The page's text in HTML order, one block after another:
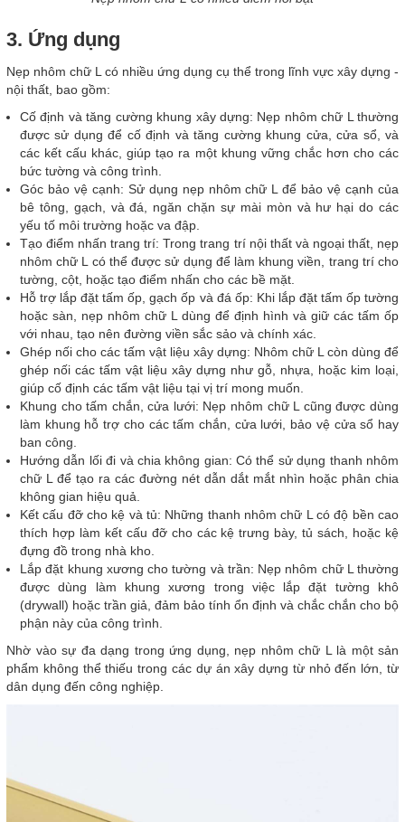
3. Ứng dụng
Nẹp nhôm chữ L có nhiều ứng dụng cụ thể trong lĩnh vực xây dựng -
nội thất, bao gồm:
Cố định và tăng cường khung xây dựng: Nẹp nhôm chữ L thường
được sử dụng để cố định và tăng cường khung cửa, cửa sổ, và
các kết cấu khác, giúp tạo ra một khung vững chắc hơn cho các
bức tường và công trình.
Góc bảo vệ cạnh: Sử dụng nẹp nhôm chữ L để bảo vệ cạnh của
bê tông, gạch, và đá, ngăn chặn sự mài mòn và hư hại do các
yếu tố môi trường hoặc va đập.
Tạo điểm nhấn trang trí: Trong trang trí nội thất và ngoại thất, nẹp
nhôm chữ L có thể được sử dụng để làm khung viền, trang trí cho
tường, cột, hoặc tạo điểm nhấn cho các bề mặt.
Hỗ trợ lắp đặt tấm ốp, gạch ốp và đá ốp: Khi lắp đặt tấm ốp tường
hoặc sàn, nẹp nhôm chữ L dùng để định hình và giữ các tấm ốp
với nhau, tạo nên đường viền sắc sảo và chính xác.
Ghép nối cho các tấm vật liệu xây dựng: Nhôm chữ L còn dùng để
ghép nối các tấm vật liệu xây dựng như gỗ, nhựa, hoặc kim loại,
giúp cố định các tấm vật liệu tại vị trí mong muốn.
Khung cho tấm chắn, cửa lưới: Nẹp nhôm chữ L cũng được dùng
làm khung hỗ trợ cho các tấm chắn, cửa lưới, bảo vệ cửa sổ hay
ban công.
Hướng dẫn lối đi và chia không gian: Có thể sử dụng thanh nhôm
chữ L để tạo ra các đường nét dẫn dắt mắt nhìn hoặc phân chia
không gian hiệu quả.
Kết cấu đỡ cho kệ và tủ: Những thanh nhôm chữ L có độ bền cao
thích hợp làm kết cấu đỡ cho các kệ trưng bày, tủ sách, hoặc kệ
đựng đồ trong nhà kho.
Lắp đặt khung xương cho tường và trần: Nẹp nhôm chữ L thường
được dùng làm khung xương trong việc lắp đặt tường khô
(drywall) hoặc trần giả, đảm bảo tính ổn định và chắc chắn cho bộ
phận này của công trình.
Nhờ vào sự đa dạng trong ứng dụng, nẹp nhôm chữ L là một sản
phẩm không thể thiếu trong các dự án xây dựng từ nhỏ đến lớn, từ
dân dụng đến công nghiệp.